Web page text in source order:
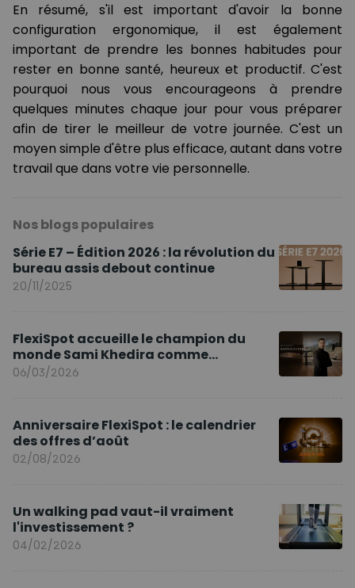
En résumé, s'il est important d'avoir la bonne
configuration ergonomique, il est également
important de prendre les bonnes habitudes pour
rester en bonne santé, heureux et productif. C'est
pourquoi nous vous encourageons à prendre
quelques minutes chaque jour pour vous préparer
afin de tirer le meilleur de votre journée. C'est un
moyen simple d'être plus efficace, autant dans votre
travail que dans votre vie personnelle.
Nos blogs populaires
Série E7 – Édition 2026 : la révolution du
bureau assis debout continue
20/11/2025
FlexiSpot accueille le champion du
monde Sami Khedira comme
ambassadeur de la marque en Europe
06/03/2026
Anniversaire FlexiSpot : le calendrier
des offres d’août
02/08/2026
Un walking pad vaut-il vraiment
l'investissement ?
04/02/2026